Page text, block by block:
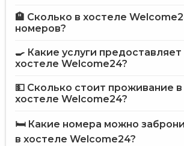
Больше информации про Хостел
🏨 Сколько в хостеле
номеров?
на сайте
🍳 Какие услуги предоставляет
хостеле Welcome24?
Интернет
Прачечная
Обслуживание номеров
Размещение с животными
💵 Сколько стоит проживание в
хостеле Welcome24?
на сайте Hotels24.ua
🛏️ Какие номера можно
в хостеле Welcome24?